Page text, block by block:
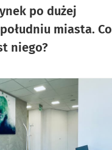
po dużej
miasta. Co
niego?